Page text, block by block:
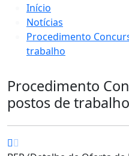
Início
Notícias
Procedimento
trabalho
Procedimento
postos de trabalho